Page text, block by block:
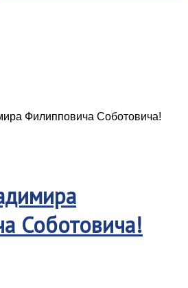
Филипповича Соботовича!
Соботовича!